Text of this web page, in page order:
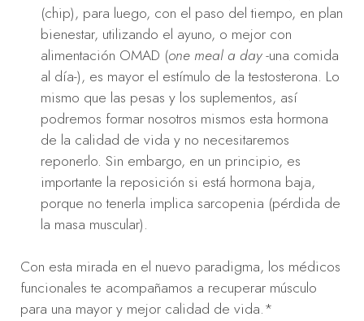
(chip), para luego, con el paso del tiempo, en plan
bienestar, utilizando el ayuno, o mejor con
alimentación OMAD (one meal a day -una comida
al día-), es mayor el estímulo de la testosterona. Lo
mismo que las pesas y los suplementos, así
podremos formar nosotros mismos esta hormona
de la calidad de vida y no necesitaremos
reponerlo. Sin embargo, en un principio, es
importante la reposición si está hormona baja,
porque no tenerla implica sarcopenia (pérdida de
la masa muscular).
Con esta mirada en el nuevo paradigma, los médicos
funcionales te acompañamos a recuperar músculo
para una mayor y mejor calidad de vida.*